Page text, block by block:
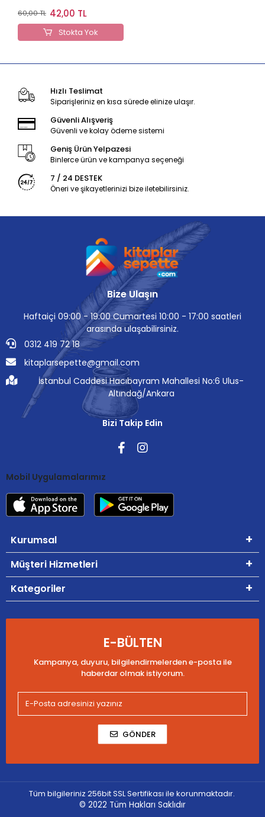
60,00 TL 42,00 TL
Stokta Yok
Hızlı Teslimat
Siparişleriniz en kısa sürede elinize ulaşır.
Güvenli Alışveriş
Güvenli ve kolay ödeme sistemi
Geniş Ürün Yelpazesi
Binlerce ürün ve kampanya seçeneği
7 / 24 DESTEK
Öneri ve şikayetlerinizi bize iletebilirsiniz.
Bize Ulaşın
Haftaiçi 09:00 - 19:00 Cumartesi 10:00 - 17:00 saatleri
arasında ulaşabilirsiniz.
0312 419 72 18
kitaplarsepette@gmail.com
İstanbul Caddesi Hacıbayram Mahallesi No:6 Ulus-
Altındağ/Ankara
Bizi Takip Edin
Mobil Uygulamalarımız
Kurumsal
Müşteri Hizmetleri
Kategoriler
E-BÜLTEN
Kampanya, duyuru, bilgilendirmelerden e-posta ile
haberdar olmak istiyorum.
GÖNDER
Tüm bilgileriniz 256bit SSL Sertifikası ile korunmaktadır.
© 2022 Tüm Hakları Saklıdır